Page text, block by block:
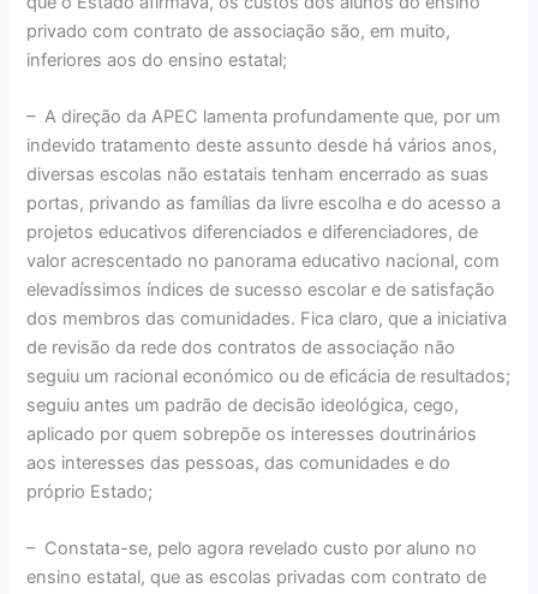
privado com contrato de associação são, em muito,
inferiores aos do ensino estatal;
–A direção da APEC lamenta profundamente que, por um
indevido tratamento deste assunto desde há vários anos,
diversas escolas não estatais tenham encerrado as suas
portas, privando as famílias da livre escolha e do acesso a
projetos educativos diferenciados e diferenciadores, de
valor acrescentado no panorama educativo nacional, com
elevadíssimos índices de sucesso escolar e de satisfação
dos membros das comunidades. Fica claro, que a iniciativa
de revisão da rede dos contratos de associação não
seguiu um racional económico ou de eficácia de resultados;
seguiu antes um padrão de decisão ideológica, cego,
aplicado por quem sobrepõe os interesses doutrinários
aos interesses das pessoas, das comunidades e do
próprio Estado;
– Constata-se, pelo agora revelado custo por aluno no
ensino estatal, que as escolas privadas com contrato de